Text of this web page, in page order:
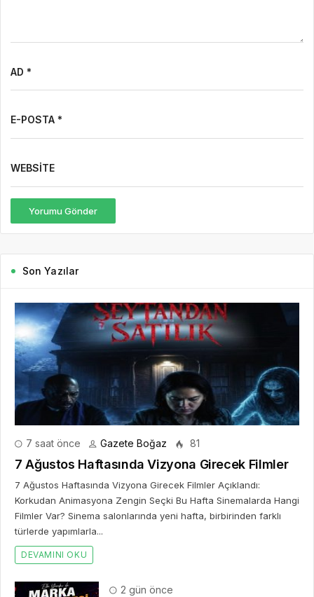
AD *
E-POSTA *
WEBSITE
Yorumu Gönder
Son Yazılar
7 saat önce Gazete Boğaz 81
7 Ağustos Haftasında Vizyona Girecek Filmler
7 Ağustos Haftasında Vizyona Girecek Filmler Açıklandı:
Korkudan Animasyona Zengin Seçki Bu Hafta Sinemalarda Hangi
Filmler Var? Sinema salonlarında yeni hafta, birbirinden farklı
türlerde yapımlarla...
DEVAMINI OKU
2 gün önce